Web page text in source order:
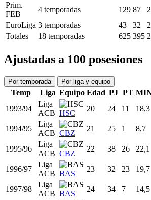
2008/09
Prim.
FEB
CCB
34 27
2009/10
Prim.
FEB
CCB
34 31
FEB
CCB
Liga
ACB
Prim.
FEB
4 temporadas 129 87
EuroLiga
3 temporadas 43 32
18 temporadas
Ajustadas a 100 posesiones
Por temporada Por liga y equipo
Temp Liga Equipo Edad PJ PT MIN
1993/94
Liga
ACB HSC
20 24 11 18,3